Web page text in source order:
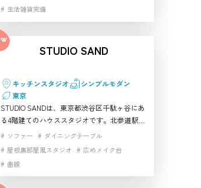
幅広い用途に対応しやすく、複数シーンを一
区で雰囲気のある撮影スタジオを探している
方におすすめです。 公園・屋外のハウススタ
生活雑貨完備
STUDIO SAND
キッチンスタジオ
シンプルモダン
東京
STUDIO SANDは、東京都渋谷区千駄ヶ谷にあ
る4階建てのハウススタジオです。北参道駅か
ら徒歩1分、代々木駅から徒歩7分の立地にあ
り、原宿・代々木周辺で撮影スタジオを探し
るリビング、調理可能なキッチン、ナチュラ
ルなワンルーム、ウッドデッキなどを備えて
ソファー
ダイニングテーブル
屋根裏部屋風スタジオ
広めメイク台
曲線